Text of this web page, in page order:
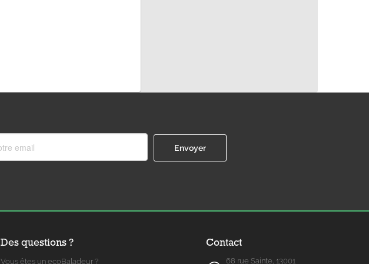
Des questions ?
Vous êtes un ecoBaladeur ?
Contact
68 rue Sainte, 13001